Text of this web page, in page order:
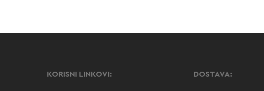
KORISNI LINKOVI: DOSTAVA: